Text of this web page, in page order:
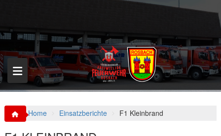
p
o
c
o
n
t
Home Einsatzberichte F1 Kleinbrand